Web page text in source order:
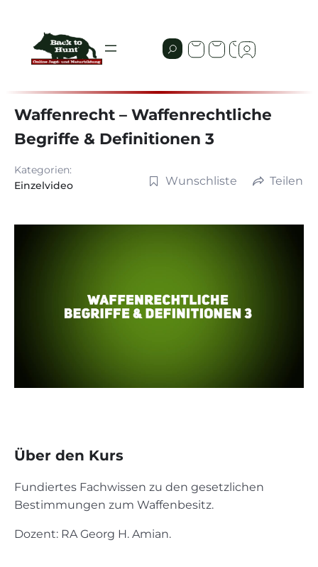
Waffenrecht – Waffenrechtliche
Begriffe & Definitionen 3
Kategorien:
Einzelvideo
Wunschliste Teilen
Über den Kurs
Fundiertes Fachwissen zu den gesetzlichen
Bestimmungen zum Waffenbesitz.
Dozent: RA Georg H. Amian.